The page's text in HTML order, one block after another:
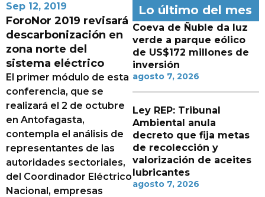
Sep 12, 2019
ForoNor 2019 revisará
descarbonización en
zona norte del
sistema eléctrico
El primer módulo de esta
conferencia, que se
realizará el 2 de octubre
en Antofagasta,
contempla el análisis de
representantes de las
autoridades sectoriales,
del Coordinador Eléctrico
Nacional, empresas
Lo último del mes
Coeva de Ñuble da luz
verde a parque eólico
de US$172 millones de
inversión
agosto 7, 2026
Ley REP: Tribunal
Ambiental anula
decreto que fija metas
de recolección y
valorización de aceites
lubricantes
agosto 7, 2026